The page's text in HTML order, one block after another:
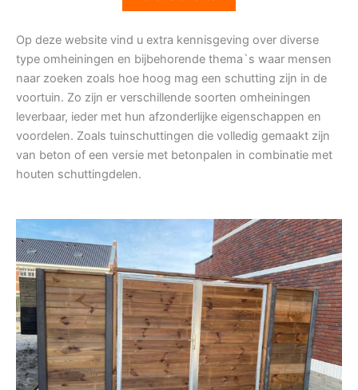
Op deze website vind u extra kennisgeving over diverse
type omheiningen en bijbehorende thema`s waar mensen
naar zoeken zoals hoe hoog mag een schutting zijn in de
voortuin. Zo zijn er verschillende soorten omheiningen
leverbaar, ieder met hun afzonderlijke eigenschappen en
voordelen. Zoals tuinschuttingen die volledig gemaakt zijn
van beton of een versie met betonpalen in combinatie met
houten schuttingdelen.